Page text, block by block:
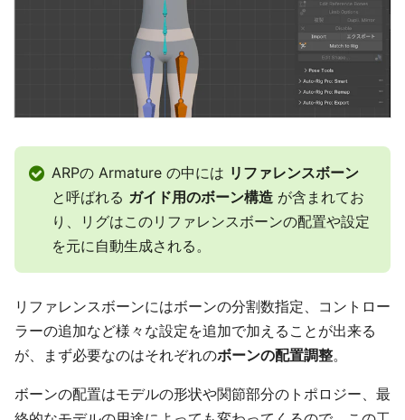
ARPの Armature の中には リファレンスボーン
と呼ばれる ガイド用のボーン構造 が含まれてお
り、リグはこのリファレンスボーンの配置や設定
を元に自動生成される。
リファレンスボーンにはボーンの分割数指定、コントロー
ラーの追加など様々な設定を追加で加えることが出来る
が、まず必要なのはそれぞれのボーンの配置調整。
ボーンの配置はモデルの形状や関節部分のトポロジー、最